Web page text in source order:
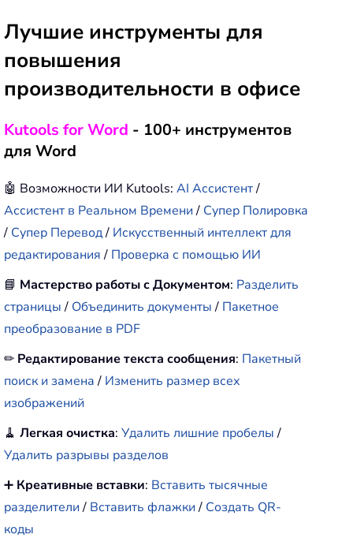
Лучшие инструменты для
повышения
производительности в офисе
Kutools for Word - 100+ инструментов
для Word
🤖 Возможности ИИ Kutools: AI Ассистент/
Ассистент в Реальном Времени/ Супер Полировка
/ Супер Перевод/ Искусственный интеллект для
редактирования/ Проверка с помощью ИИ
📘 Мастерство работы с Документом: Разделить
страницы/ Объединить документы/ Пакетное
преобразование в PDF
✏ Редактирование текста сообщения: Пакетный
поиск и замена/ Изменить размер всех
изображений
🧹 Легкая очистка: Удалить лишние пробелы/
Удалить разрывы разделов
➕ Креативные вставки: Вставить тысячные
разделители/ Вставить флажки/ Создать QR-
коды